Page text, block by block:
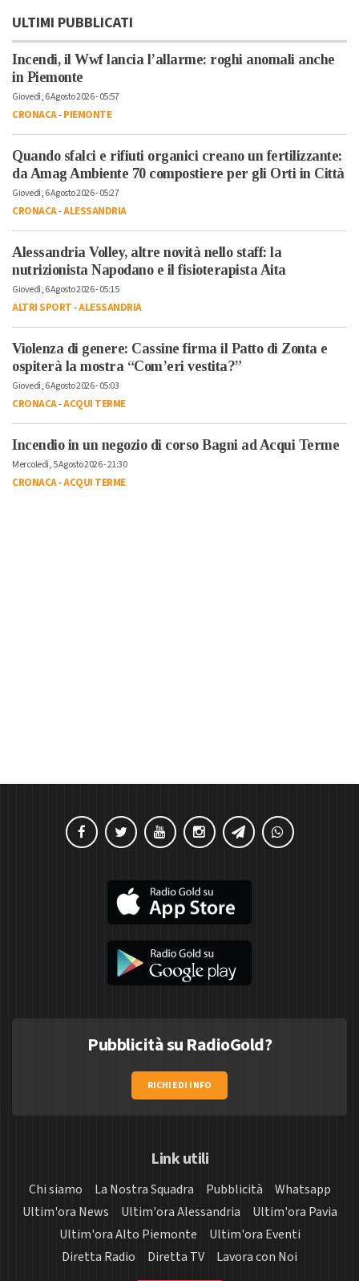
ULTIMI PUBBLICATI
Incendi, il Wwf lancia l’allarme: roghi anomali anche
in Piemonte
Giovedì, 6 Agosto 2026 - 05:57
CRONACA-PIEMONTE
Quando sfalci e rifiuti organici creano un fertilizzante:
da Amag Ambiente 70 compostiere per gli Orti in Città
Giovedì, 6 Agosto 2026 - 05:27
CRONACA-ALESSANDRIA
Alessandria Volley, altre novità nello staff: la
nutrizionista Napodano e il fisioterapista Aita
Giovedì, 6 Agosto 2026 - 05:15
ALTRI SPORT-ALESSANDRIA
Violenza di genere: Cassine firma il Patto di Zonta e
ospiterà la mostra “Com’eri vestita?”
Giovedì, 6 Agosto 2026 - 05:03
CRONACA-ACQUI TERME
Incendio in un negozio di corso Bagni ad Acqui Terme
Mercoledì, 5 Agosto 2026 - 21:30
CRONACA-ACQUI TERME
Pubblicità su RadioGold?
RICHIEDI INFO
Link utili
Chi siamo La Nostra Squadra Pubblicità
Whatsapp
Ultim'ora News
Ultim'ora Alessandria
Ultim'ora Pavia
Ultim'ora Alto Piemonte
Ultim'ora Eventi
Diretta Radio
Diretta TV Lavora con Noi